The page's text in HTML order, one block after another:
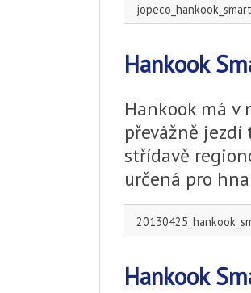
Hankook
Hankook má v
převážně
střídavě
určená pro
Hankook